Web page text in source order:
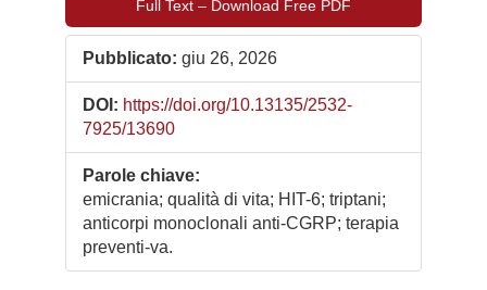
Full Text – Download Free PDF
Pubblicato: giu 26, 2026
DOI: https://doi.org/10.13135/2532-
7925/13690
Parole chiave:
emicrania; qualità di vita; HIT-6; triptani;
anticorpi monoclonali anti-CGRP; terapia
preventi-va.